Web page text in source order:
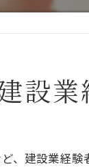
設
、建設業経